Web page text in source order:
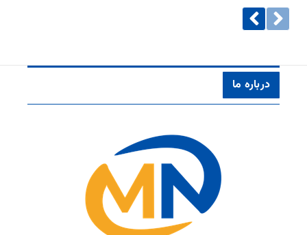
درباره ما